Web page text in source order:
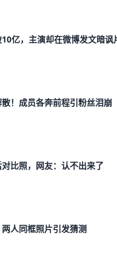
亿，主演却在微博发文暗讽
！成员各奔前程引粉丝泪崩
比照，网友：认不出来了
人同框照片引发猜测